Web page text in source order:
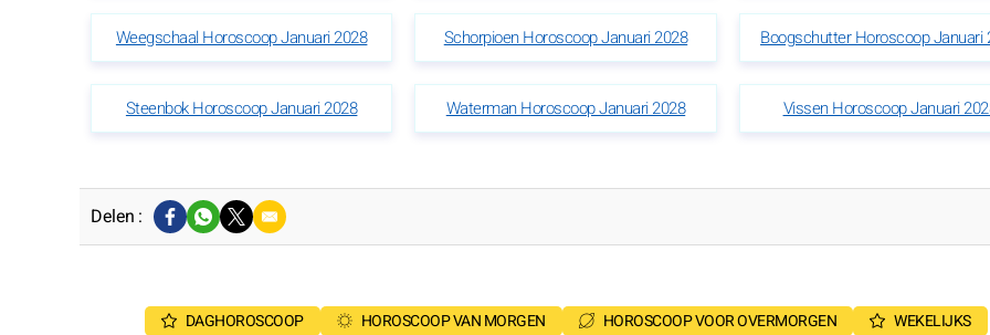
Weegschaal Horoscoop Januari 2028 Schorpioen Horoscoop Januari 2028 Boogschutter Horoscoop Januari
Steenbok Horoscoop Januari 2028 Waterman Horoscoop Januari 2028 Vissen Horoscoop Januari
Delen :
DAGHOROSCOOP HOROSCOOP VAN MORGEN HOROSCOOP VOOR OVERMORGEN
WEKELIJKS